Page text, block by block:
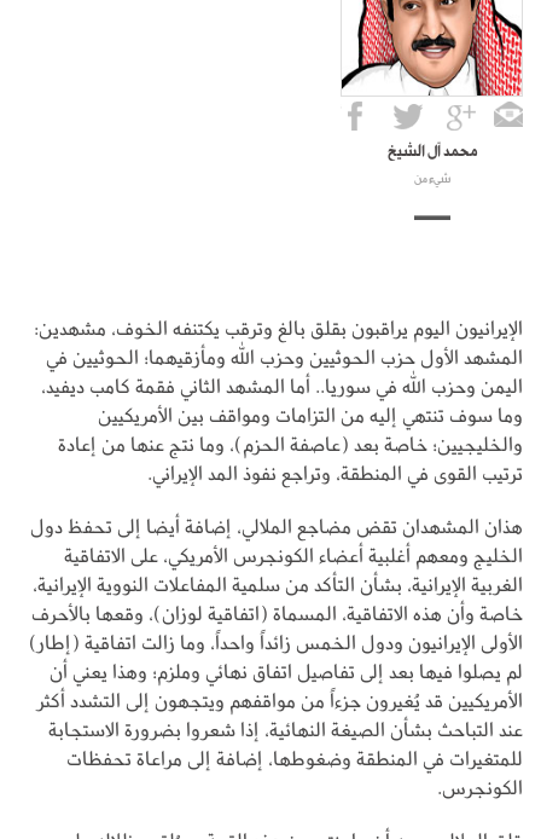
محمد آل الشيخ
شيء من
الإيرانيون اليوم يراقبون بقلق بالغ وترقب يكتنفه الخوف، مشهدين:
المشهد الأول حزب الحوثيين وحزب الله ومأزقيهما؛ الحوثيين في
اليمن وحزب الله في سوريا.. أما المشهد الثاني فقمة كامب ديفيد،
وما سوف تنتهي إليه من التزامات ومواقف بين الأمريكيين
والخليجيين؛ خاصة بعد (عاصفة الحزم)، وما نتج عنها من إعادة
ترتيب القوى في المنطقة، وتراجع نفوذ المد الإيراني.
هذان المشهدان تقض مضاجع الملالي، إضافة أيضا إلى تحفظ دول
الخليج ومعهم أغلبية أعضاء الكونجرس الأمريكي، على الاتفاقية
الغربية الإيرانية، بشأن التأكد من سلمية المفاعلات النووية الإيرانية،
خاصة وأن هذه الاتفاقية، المسماة (اتفاقية لوزان)، وقعها بالأحرف
الأولى الإيرانيون ودول الخمس زائداً واحداً، وما زالت اتفاقية (إطار)
لم يصلوا فيها بعد إلى تفاصيل اتفاق نهائي وملزم؛ وهذا يعني أن
الأمريكيين قد يُغيرون جزءاً من مواقفهم ويتجهون إلى التشدد أكثر
عند التباحث بشأن الصيغة النهائية، إذا شعروا بضرورة الاستجابة
للمتغيرات في المنطقة وضغوطها، إضافة إلى مراعاة تحفظات
الكونجرس.